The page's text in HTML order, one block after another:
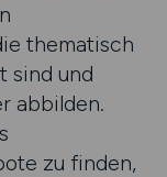
thematisch
sind und
abbilden.
zu finden,